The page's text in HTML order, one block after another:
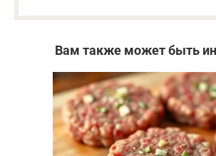
Вам также может быть